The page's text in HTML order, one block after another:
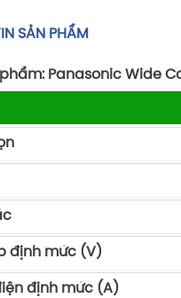
SẢN PHẨM
Panasonic Wide
áp định
định mức (A)